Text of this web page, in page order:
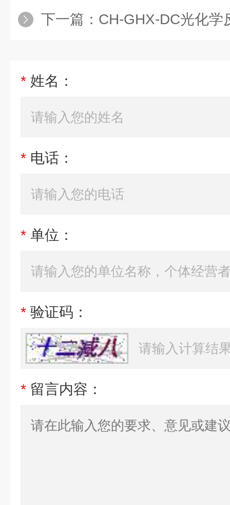
下一篇： CH-GHX-DC光化学反应仪汞
* 姓名：
* 电话：
* 单位：
* 验证码：
* 留言内容：